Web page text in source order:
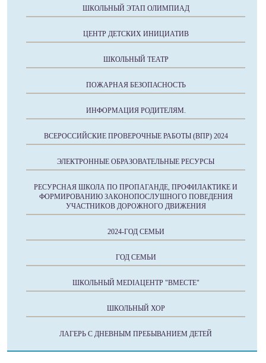
ШКОЛЬНЫЙ ЭТАП ОЛИМПИАД
ЦЕНТР ДЕТСКИХ ИНИЦИАТИВ
ШКОЛЬНЫЙ ТЕАТР
ПОЖАРНАЯ БЕЗОПАСНОСТЬ
ИНФОРМАЦИЯ РОДИТЕЛЯМ.
ВСЕРОССИЙСКИЕ ПРОВЕРОЧНЫЕ РАБОТЫ (ВПР) 2024
ЭЛЕКТРОННЫЕ ОБРАЗОВАТЕЛЬНЫЕ РЕСУРСЫ
РЕСУРСНАЯ ШКОЛА ПО ПРОПАГАНДЕ, ПРОФИЛАКТИКЕ И
ФОРМИРОВАНИЮ ЗАКОНОПОСЛУШНОГО ПОВЕДЕНИЯ
УЧАСТНИКОВ ДОРОЖНОГО ДВИЖЕНИЯ
2024-ГОД СЕМЬИ
ГОД СЕМЬИ
ШКОЛЬНЫЙ MEDIAЦЕНТР "ВМЕСТЕ"
ШКОЛЬНЫЙ ХОР
ЛАГЕРЬ С ДНЕВНЫМ ПРЕБЫВАНИЕМ ДЕТЕЙ